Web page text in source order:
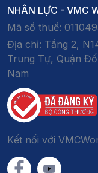
NHÂN LỰC - VMC
Mã số thuế:
Địa chỉ: Tầng 2,
Trung Tự, Quận
Nam
Kết nối với